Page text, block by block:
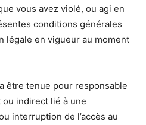
vous avez violé, ou agi en
conditions générales
légale en vigueur au moment
être tenue pour responsable
indirect lié à une
interruption de l’accès au